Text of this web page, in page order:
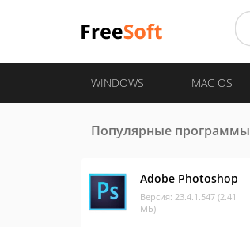
WINDOWS MAC OS
Популярные программы
Adobe Photoshop
Версия: 23.4.1.547 (2.41
МБ)